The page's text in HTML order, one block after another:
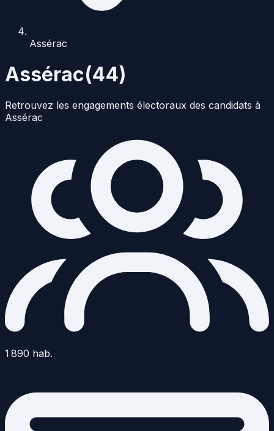
Assérac
Assérac(44)
Retrouvez les engagements électoraux des candidats à
Assérac
1 890 hab.